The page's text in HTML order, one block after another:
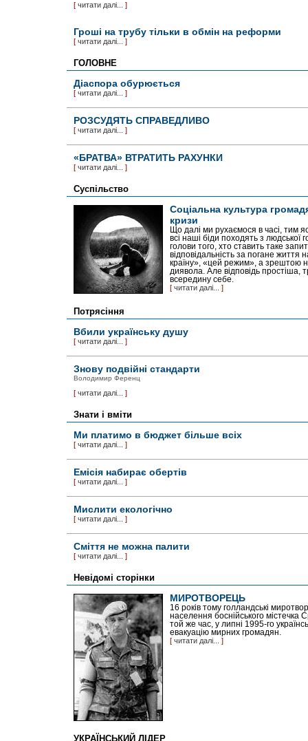
[ читати далі... ]
Гроші на трубу тільки в обмін на реформи
[ читати далі... ]
ГОЛОВНЕ
Діаспора обурюється
[ читати далі... ]
РОЗСУДЯТЬ СПРАВЕДЛИВО
[ читати далі... ]
«БРАТВА» ВТРАТИТЬ РАХУНКИ
[ читати далі... ]
Суспільство
Соціальна культура
кризи
Що далі ми рухаємося в часі, тим
всі наші біди походять з людської
голови того, хто ставить таке
відповідальність за погане життя
країну», «цей режим», а зрештою
диявола. Але відповідь простіша,
всередину себе.
[ читати далі... ]
Потрясіння
Вбили українську душу
[ читати далі... ]
Знову подвійні стандарти
Володимир Ференц
[ читати далі... ]
Знати і вміти
Ми платимо в бюджет більше всіх
[ читати далі... ]
Емісія набирає обертів
[ читати далі... ]
Мислити екологічно
[ читати далі... ]
Сміття не можна палити
[ читати далі... ]
Невідомі сторінки
МИРОТВОРЕЦЬ
16 років тому голландські
населення боснійського містечка
той же час, у липні 1995-го
евакуацію мирних громадян.
[ читати далі... ]
УКРАЇНСЬКИЙ ЛІДЕР